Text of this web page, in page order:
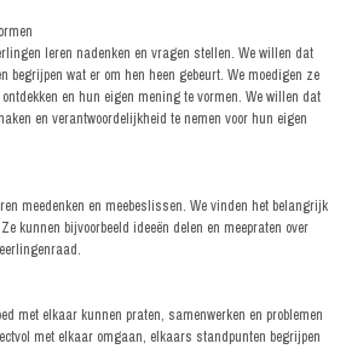
leren nadenken en vragen stellen. We willen dat
begrijpen wat er om hen heen gebeurt. We moedigen ze
en hun eigen mening te vormen. We willen dat
en verantwoordelijkheid te nemen voor hun eigen
meedenken en meebeslissen. We vinden het belangrijk
kunnen bijvoorbeeld ideeën delen en meepraten over
met elkaar kunnen praten, samenwerken en problemen
met elkaar omgaan, elkaars standpunten begrijpen